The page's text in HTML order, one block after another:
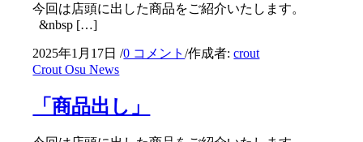
今回は店頭に出した商品をご紹介いたします。
&nbsp […]
2025年1月17日 /0 コメント/作成者:crout
Crout Osu News
「商品出し」